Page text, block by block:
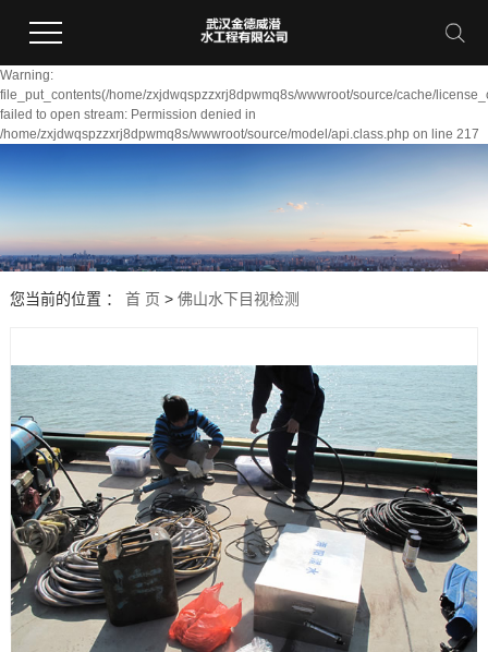
Warning:
file_put_contents(/home/zxjdwqspzzxrj8dpwmq8s/wwwroot/source/cache/
failed to open stream: Permission denied in
/home/zxjdwqspzzxrj8dpwmq8s/wwwroot/source/model/api.class.php on line 217
您当前的位置 ： 首 页 > 佛山水下目视检测